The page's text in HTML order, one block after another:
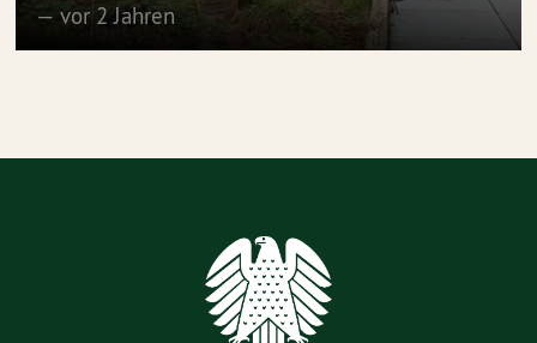
— vor 2 Jahren